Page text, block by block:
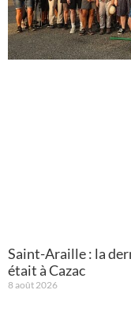
Saint-Araille : la
était à Cazac
8 août 2026